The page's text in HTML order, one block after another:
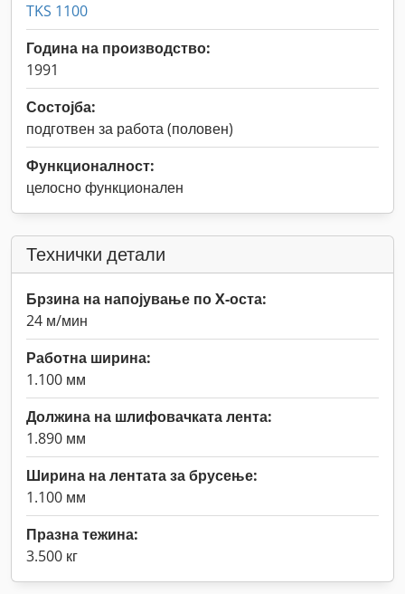
TKS 1100
Година на производство:
1991
Состојба:
подготвен за работа (половен)
Функционалност:
целосно функционален
Технички детали
Брзина на напојување по X-оста:
24 м/мин
Работна ширина:
1.100 мм
Должина на шлифовачката лента:
1.890 мм
Ширина на лентата за брусење:
1.100 мм
Празна тежина:
3.500 кг